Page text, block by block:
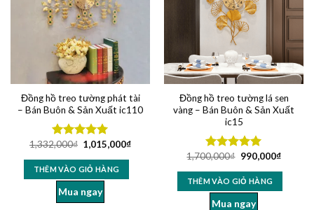
Đồng hồ treo tường phát tài
– Bán Buôn & Sản Xuất ic110
Được xếp
hạng5.00
5 sao
1,332,000₫ 1,015,000₫
THÊM VÀO GIỎ HÀNG
Mua ngay
Đồng hồ treo tường lá sen
vàng – Bán Buôn & Sản Xuất
ic15
Được xếp
hạng5.00
5 sao
1,700,000₫ 990,000₫
THÊM VÀO GIỎ HÀNG
Mua ngay